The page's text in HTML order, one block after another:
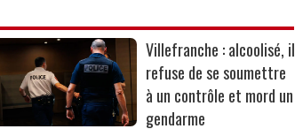
Villefranche : alcoolisé, il
refuse de se soumettre
à un contrôle et mord un
gendarme